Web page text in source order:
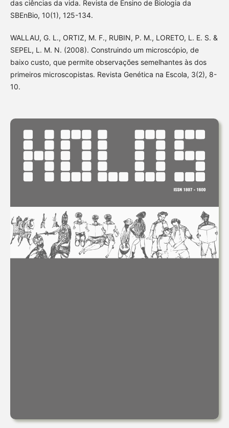
das ciências da vida. Revista de Ensino de Biologia da
SBEnBio, 10(1), 125-134.
WALLAU, G. L., ORTIZ, M. F., RUBIN, P. M., LORETO, L. E. S. &
SEPEL, L. M. N. (2008). Construindo um microscópio, de
baixo custo, que permite observações semelhantes às dos
primeiros microscopistas. Revista Genética na Escola, 3(2), 8-
10.